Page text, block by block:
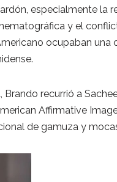
especialmente la
y el
ocupaban una
Brando recurrió a
Affirmative
de gamuza y